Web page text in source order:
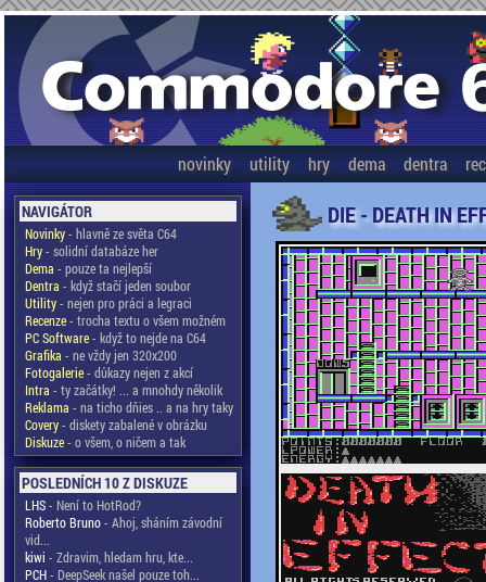
novinky utility hry dema dentra
NAVIGÁTOR
Novinky- hlavně ze světa C64
Hry- solidní databáze her
Dema - pouze ta nejlepší
Dentra - když stačí jeden soubor
Utility- nejen pro práci a legraci
Recenze- trocha textu o všem možném
PC Software- když to nejde na C64
Grafika - ne vždy jen 320x200
Fotogalerie- důkazy nejen z akcí
Intra - ty začátky! ... a mnohdy několik
Reklama - na ticho dňies .. a na hry taky
Covery- diskety zabalené v obrázku
Diskuze- o všem, o ničem a tak
POSLEDNÍCH 10 Z DISKUZE
LHS- Není to HotRod?
Roberto Bruno- Ahoj, sháním závodní
vid...
kiwi - Zdravim, hledam hru, kte...
PCH- DeepSeek našel pouze toh...
DIE - DEATH IN